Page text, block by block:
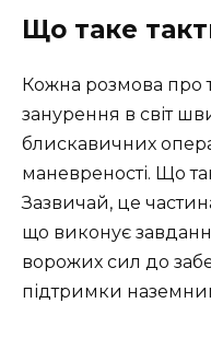
Що таке
Кожна розмова про
занурення в світ
блискавичних
маневреності. Що
Зазвичай, це
що виконує
ворожих сил до
підтримки